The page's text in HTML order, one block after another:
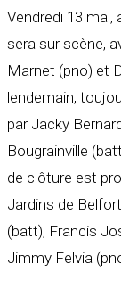
Vendredi 13 mai,
sera sur scène,
Marnet (pno) et
lendemain,
par Jacky
Bougrainville
de clôture est
Jardins de
(batt), Francis
Jimmy Felvia